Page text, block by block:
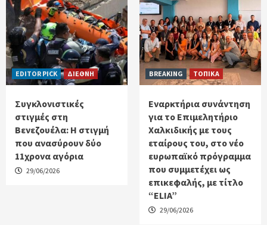
EDITOR PICK ΔΙΕΘΝΗ
Συγκλονιστικές
στιγμές στη
Βενεζουέλα: Η στιγμή
που ανασύρουν δύο
11χρονα αγόρια
29/06/2026
BREAKING ΤΟΠΙΚΑ
Εναρκτήρια συνάντηση
για το Επιμελητήριο
Χαλκιδικής με τους
εταίρους του, στο νέο
ευρωπαϊκό πρόγραμμα
που συμμετέχει ως
επικεφαλής, με τίτλο
“ELIA”
29/06/2026